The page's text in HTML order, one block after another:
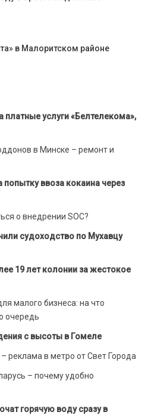
в Малоритском районе
услуги «Белтелекома»,
в Минске – ремонт и
ввоза кокаина через
о внедрении SOC?
судоходство по Мухавцу
19 лет колонии за жестокое
малого бизнеса: на что
очередь
с высоты в Гомеле
реклама в метро от Свет Города
– почему удобно
горячую воду сразу в